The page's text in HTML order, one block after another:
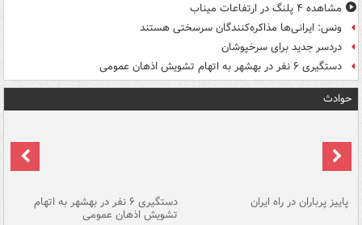
مشاهده ۴ پلنگ در ارتفاعات میناب
ونس: ایرانی‌ها مذاکره‌کنندگان سرسختی هستند
دردسر جدید برای سرخپوشان
دستگیری ۶ نفر در بهشهر به اتهام تشویش اذهان عمومی
حوادث
پاییز پرباران در راه ایران دستگیری ۶ نفر در بهشهر به اتهام
تشویش اذهان عمومی